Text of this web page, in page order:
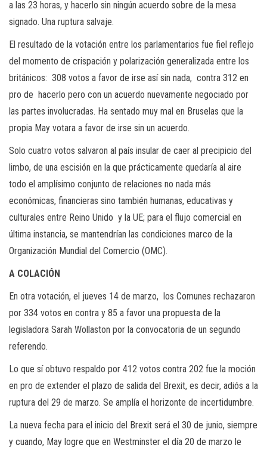
a las 23 horas, y hacerlo sin ningún acuerdo sobre de la mesa
signado. Una ruptura salvaje.
El resultado de la votación entre los parlamentarios fue fiel reflejo
del momento de crispación y polarización generalizada entre los
británicos: 308 votos a favor de irse así sin nada, contra 312 en
pro de hacerlo pero con un acuerdo nuevamente negociado por
las partes involucradas. Ha sentado muy mal en Bruselas que la
propia May votara a favor de irse sin un acuerdo.
Solo cuatro votos salvaron al país insular de caer al precipicio del
limbo, de una escisión en la que prácticamente quedaría al aire
todo el amplísimo conjunto de relaciones no nada más
económicas, financieras sino también humanas, educativas y
culturales entre Reino Unido y la UE; para el flujo comercial en
última instancia, se mantendrían las condiciones marco de la
Organización Mundial del Comercio (OMC).
A COLACIÓN
En otra votación, el jueves 14 de marzo, los Comunes rechazaron
por 334 votos en contra y 85 a favor una propuesta de la
legisladora Sarah Wollaston por la convocatoria de un segundo
referendo.
Lo que sí obtuvo respaldo por 412 votos contra 202 fue la moción
en pro de extender el plazo de salida del Brexit, es decir, adiós a la
ruptura del 29 de marzo. Se amplía el horizonte de incertidumbre.
La nueva fecha para el inicio del Brexit será el 30 de junio, siempre
y cuando, May logre que en Westminster el día 20 de marzo le